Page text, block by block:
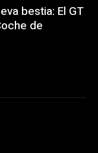
bestia: El GT
de